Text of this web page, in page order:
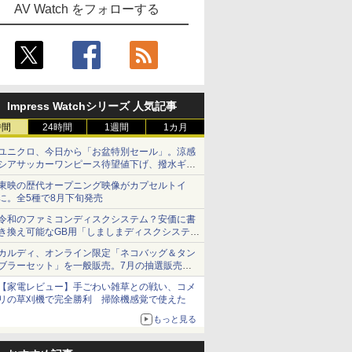
AV Watch をフォローする
Impress Watchシリーズ 人気記事
24時間 1週間 1カ月
ニクロ、今日から「お盆特別セール」。涼感
アサッカーワンピース待望値下げ、撥水ギア
ョーツは1990円に
映の歴代オープニング映像がカプセルトイ
。全5種で8月下旬発売
和のファミコンディスクシステム？安価に書
換え可能なGB用「しましまディスクシステ
」
ルディ、オンライン限定「ネコバッグ＆タン
ラーセット」を一般販売。7月の抽選販売の
選無効分
家電レビュー】手ごわい雑草との戦い、コメ
の草刈機で完全勝利 掃除機感覚で使えた
もっと見る